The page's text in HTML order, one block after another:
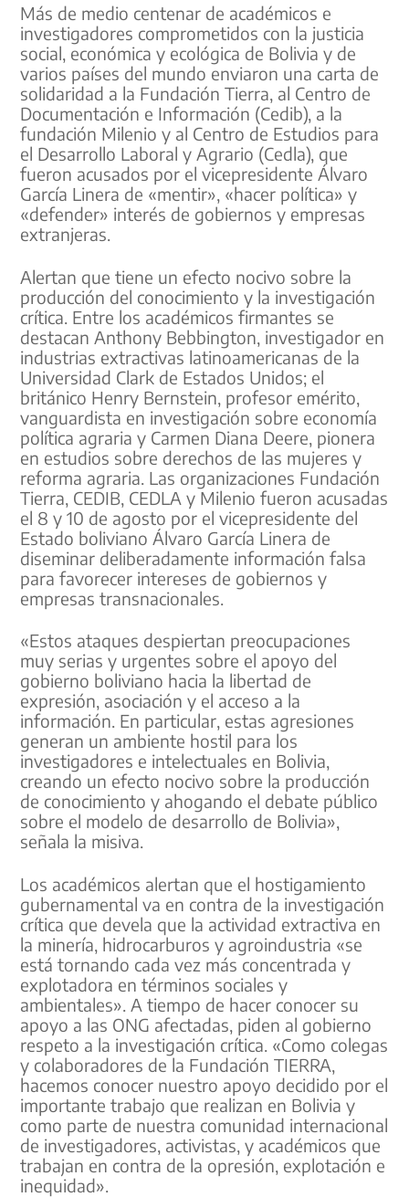
Más de medio centenar de académicos e
investigadores comprometidos con la justicia
social, económica y ecológica de Bolivia y de
varios países del mundo enviaron una carta de
solidaridad a la Fundación Tierra, al Centro de
Documentación e Información (Cedib), a la
fundación Milenio y al Centro de Estudios para
el Desarrollo Laboral y Agrario (Cedla), que
fueron acusados por el vicepresidente Álvaro
García Linera de «mentir», «hacer política» y
«defender» interés de gobiernos y empresas
extranjeras.
Alertan que tiene un efecto nocivo sobre la
producción del conocimiento y la investigación
crítica. Entre los académicos firmantes se
destacan Anthony Bebbington, investigador en
industrias extractivas latinoamericanas de la
Universidad Clark de Estados Unidos; el
británico Henry Bernstein, profesor emérito,
vanguardista en investigación sobre economía
política agraria y Carmen Diana Deere, pionera
en estudios sobre derechos de las mujeres y
reforma agraria. Las organizaciones Fundación
Tierra, CEDIB, CEDLA y Milenio fueron acusadas
el 8 y 10 de agosto por el vicepresidente del
Estado boliviano Álvaro García Linera de
diseminar deliberadamente información falsa
para favorecer intereses de gobiernos y
empresas transnacionales.
«Estos ataques despiertan preocupaciones
muy serias y urgentes sobre el apoyo del
gobierno boliviano hacia la libertad de
expresión, asociación y el acceso a la
información. En particular, estas agresiones
generan un ambiente hostil para los
investigadores e intelectuales en Bolivia,
creando un efecto nocivo sobre la producción
de conocimiento y ahogando el debate público
sobre el modelo de desarrollo de Bolivia»,
señala la misiva.
Los académicos alertan que el hostigamiento
gubernamental va en contra de la investigación
crítica que devela que la actividad extractiva en
la minería, hidrocarburos y agroindustria «se
está tornando cada vez más concentrada y
explotadora en términos sociales y
ambientales». A tiempo de hacer conocer su
apoyo a las ONG afectadas, piden al gobierno
respeto a la investigación crítica. «Como colegas
y colaboradores de la Fundación TIERRA,
hacemos conocer nuestro apoyo decidido por el
importante trabajo que realizan en Bolivia y
como parte de nuestra comunidad internacional
de investigadores, activistas, y académicos que
trabajan en contra de la opresión, explotación e
inequidad».